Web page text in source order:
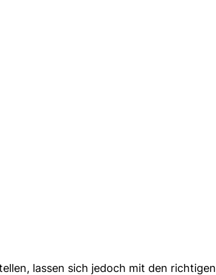
lassen sich jedoch mit den richtigen